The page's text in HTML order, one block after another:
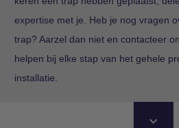
expertise met je. Heb je nog vragen
trap? Aarzel dan niet en contacteer
helpen bij elke stap van het gehele
installatie.